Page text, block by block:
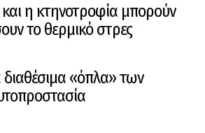
η κτηνοτροφία μπορούν
το θερμικό στρες
διαθέσιμα «όπλα» των